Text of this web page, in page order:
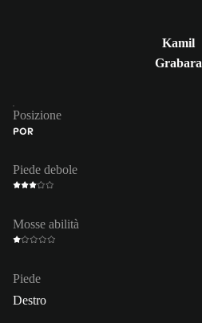
Kamil
Grabara
Posizione
POR
Piede debole
Mosse abilità
Piede
Destro